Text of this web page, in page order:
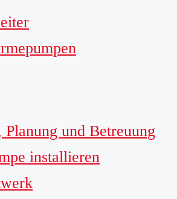
Planung und Betreuung
installieren